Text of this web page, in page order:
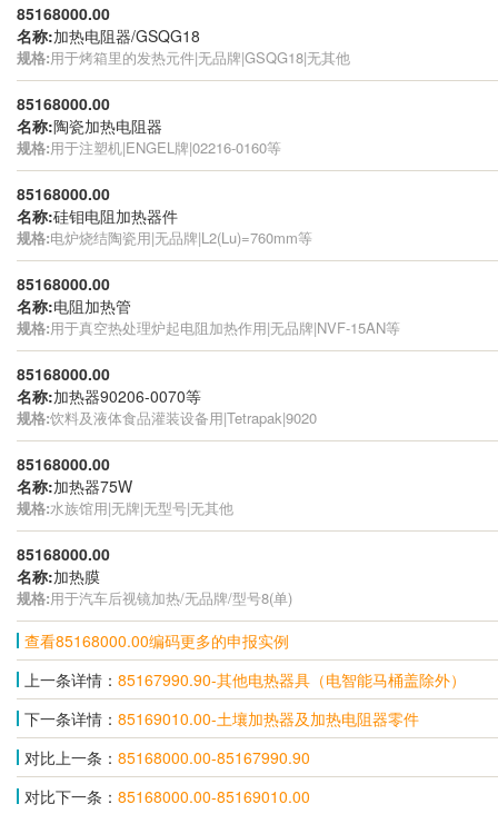
85168000.00
名称:加热电阻器/GSQG18
规格:用于烤箱里的发热元件|无品牌|GSQG18|无其他
85168000.00
名称:陶瓷加热电阻器
规格:用于注塑机|ENGEL牌|02216-0160等
85168000.00
名称:硅钼电阻加热器件
规格:电炉烧结陶瓷用|无品牌|L2(Lu)=760mm等
85168000.00
名称:电阻加热管
规格:用于真空热处理炉起电阻加热作用|无品牌|NVF-15AN等
85168000.00
名称:加热器90206-0070等
规格:饮料及液体食品灌装设备用|Tetrapak|9020
85168000.00
名称:加热器75W
规格:水族馆用|无牌|无型号|无其他
85168000.00
名称:加热膜
规格:用于汽车后视镜加热/无品牌/型号8(单)
查看85168000.00编码更多的申报实例
上一条详情： 85167990.90-其他电热器具（电智能马桶盖除外）
下一条详情： 85169010.00-土壤加热器及加热电阻器零件
对比上一条： 85168000.00-85167990.90
对比下一条： 85168000.00-85169010.00